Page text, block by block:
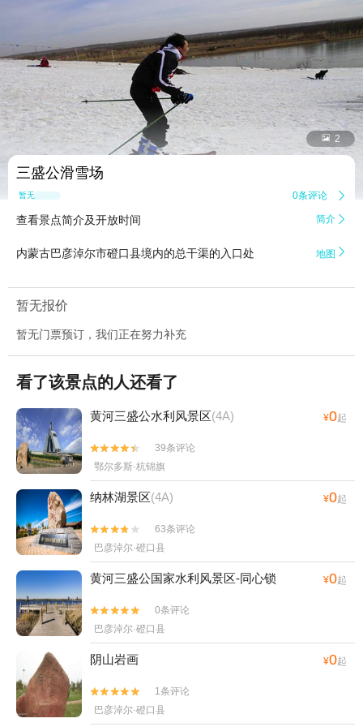
 2
三盛公滑雪场
暂无点评 0条评论 
查看景点简介及开放时间 简介 
内蒙古巴彦淖尔市磴口县境内的总干渠的入口处 地图 
暂无报价
暂无门票预订，我们正在努力补充
看了该景点的人还看了
黄河三盛公水利风景区(4A) ¥0起


39条评论
鄂尔多斯·杭锦旗
纳林湖景区(4A) ¥0起


63条评论
巴彦淖尔·磴口县
黄河三盛公国家水利风景区-同心锁 ¥0起


0条评论
巴彦淖尔·磴口县
阴山岩画 ¥0起


1条评论
巴彦淖尔·磴口县